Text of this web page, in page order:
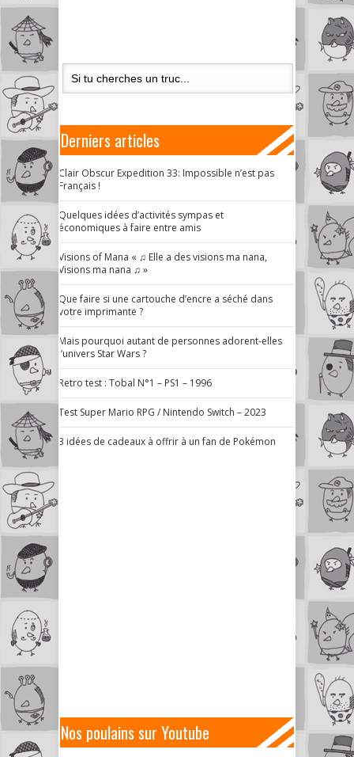
Derniers articles
Clair Obscur Expedition 33: Impossible n’est pas
Français !
Quelques idées d’activités sympas et
économiques à faire entre amis
Visions of Mana « ♫ Elle a des visions ma nana,
Visions ma nana ♫ »
Que faire si une cartouche d’encre a séché dans
votre imprimante ?
Mais pourquoi autant de personnes adorent-elles
l’univers Star Wars ?
Retro test : Tobal N°1 – PS1 – 1996
Test Super Mario RPG / Nintendo Switch – 2023
3 idées de cadeaux à offrir à un fan de Pokémon
Nos poulains sur Youtube